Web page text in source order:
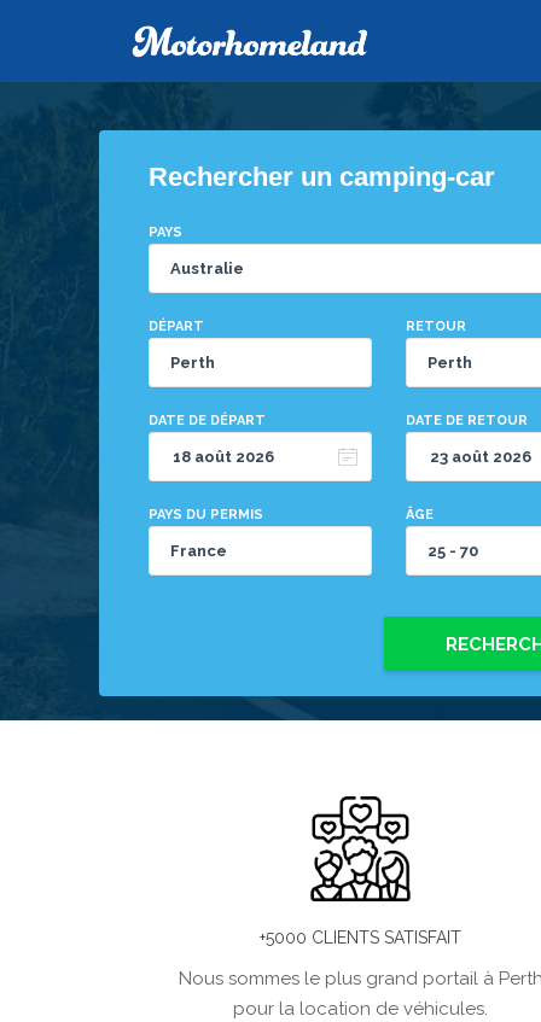
Rechercher un camping-car
PAYS
DÉPART RETOUR
DATE DE DÉPART DATE DE RETOUR
PAYS DU PERMIS ÂGE
+5000 CLIENTS SATISFAIT
Nous sommes le plus grand portail à
pour la location de véhicules.